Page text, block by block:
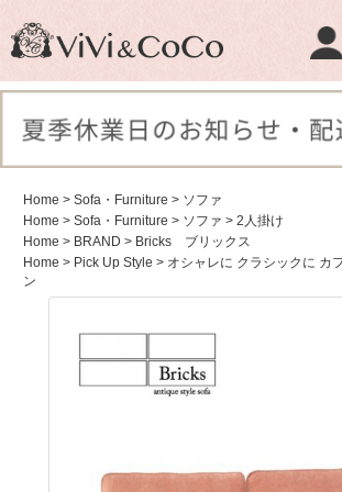
Home > Sofa・Furniture > ソファ
Home > Sofa・Furniture > ソファ > 2人掛け
Home > BRAND > Bricks ブリックス
Home > Pick Up Style > オシャレに クラシックに カ
ン
商品検索：